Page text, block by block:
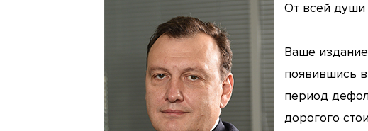
От всей души
Ваше
появившись
период
дорогого